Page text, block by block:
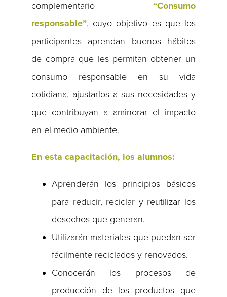
complementario “Consumo
responsable”, cuyo objetivo es que los
participantes aprendan buenos hábitos
de compra que les permitan obtener un
consumo responsable en su vida
cotidiana, ajustarlos a sus necesidades y
que contribuyan a aminorar el impacto
en el medio ambiente.
En esta capacitación, los alumnos:
Aprenderán los principios básicos
para reducir, reciclar y reutilizar los
desechos que generan.
Utilizarán materiales que puedan ser
fácilmente reciclados y renovados.
Conocerán los procesos de
producción de los productos que